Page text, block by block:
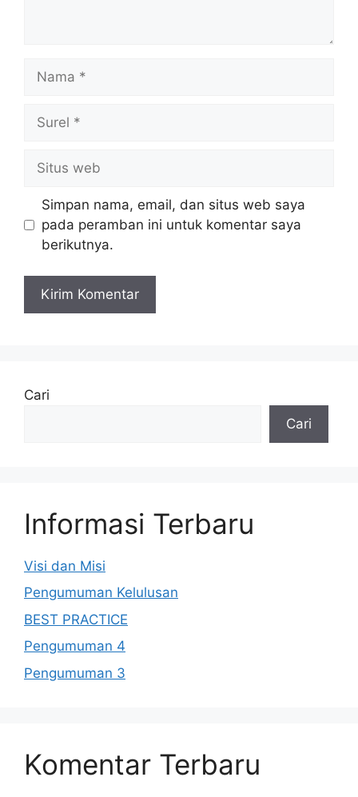
Simpan nama, email, dan situs web saya
pada peramban ini untuk komentar saya
berikutnya.
Cari
Cari
Informasi Terbaru
Visi dan Misi
Pengumuman Kelulusan
BEST PRACTICE
Pengumuman 4
Pengumuman 3
Komentar Terbaru